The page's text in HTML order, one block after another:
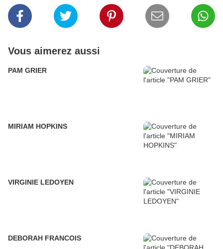
Vous aimerez aussi
PAM GRIER
MIRIAM HOPKINS
VIRGINIE LEDOYEN
DEBORAH FRANCOIS